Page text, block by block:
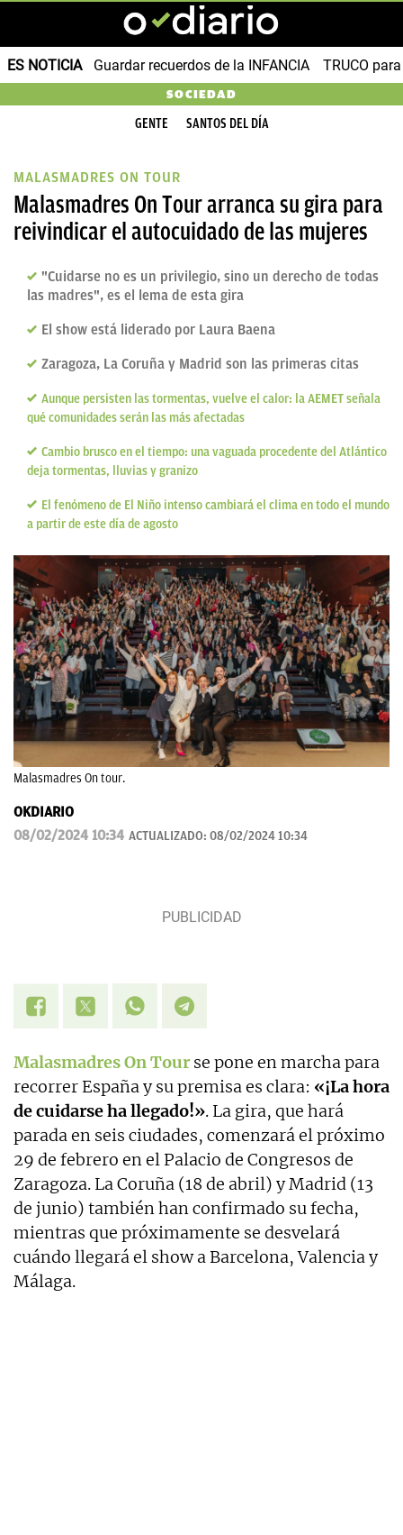
ES NOTICIA Guardar recuerdos de la INFANCIA TRUCO
SOCIEDAD
GENTE SANTOS DEL DÍA
MALASMADRES ON TOUR
Malasmadres On Tour arranca su gira para
reivindicar el autocuidado de las mujeres
"Cuidarse no es un privilegio, sino un derecho de todas
las madres", es el lema de esta gira
El show está liderado por Laura Baena
Zaragoza, La Coruña y Madrid son las primeras citas
Aunque persisten las tormentas, vuelve el calor: la AEMET señala
qué comunidades serán las más afectadas
Cambio brusco en el tiempo: una vaguada procedente del Atlántico
deja tormentas, lluvias y granizo
El fenómeno de El Niño intenso cambiará el clima en todo el mundo
a partir de este día de agosto
Malasmadres On tour.
OKDIARIO
08/02/2024 10:34 ACTUALIZADO: 08/02/2024 10:34
Malasmadres On Tour se pone en marcha para
recorrer España y su premisa es clara: «¡La hora
de cuidarse ha llegado!». La gira, que hará
parada en seis ciudades, comenzará el próximo
29 de febrero en el Palacio de Congresos de
Zaragoza. La Coruña (18 de abril) y Madrid (13
de junio) también han confirmado su fecha,
mientras que próximamente se desvelará
cuándo llegará el show a Barcelona, Valencia y
Málaga.